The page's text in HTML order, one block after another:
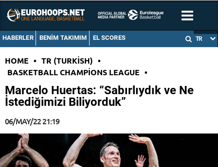
HABERLER BENIM TAKIMIM EL SCORES TR
HOME • TR (TURKISH) •
BASKETBALL CHAMPIONS LEAGUE •
Marcelo Huertas: “Sabırlıydık ve Ne
İstediğimizi Biliyorduk”
06/MAY/22 21:19